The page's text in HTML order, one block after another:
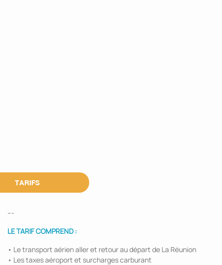
TARIFS
---
LE TARIF COMPREND :
• Le transport aérien aller et retour au départ de La Réunion
• Les taxes aéroport et surcharges carburant